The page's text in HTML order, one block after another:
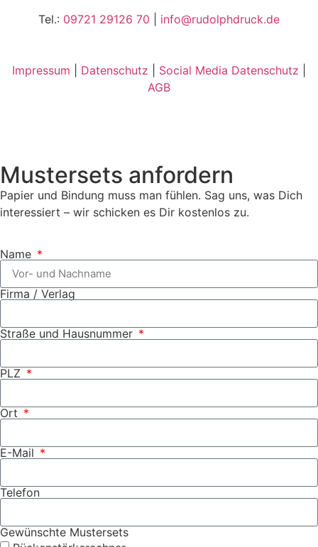
Tel.: 09721 29126 70 info@rudolphdruck.de
Impressum Datenschutz Social Media Datenschutz
AGB
Mustersets anfordern
Papier und Bindung muss man fühlen. Sag uns, was Dich
interessiert – wir schicken es Dir kostenlos zu.
Name
Firma / Verlag
Straße und Hausnummer
PLZ
Ort
E-Mail
Telefon
Gewünschte Mustersets